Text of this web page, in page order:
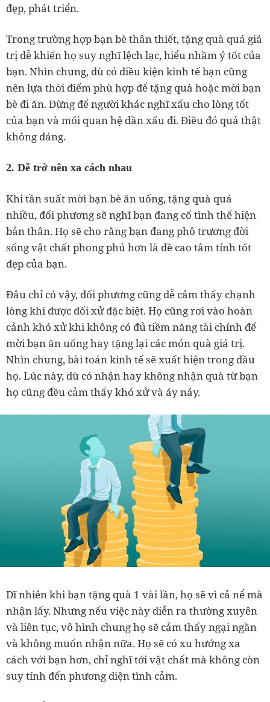
đẹp, phát triển.
Trong trường hợp bạn bè thân thiết, tặng quà quá giá
trị dễ khiến họ suy nghĩ lệch lạc, hiểu nhầm ý tốt của
bạn. Nhìn chung, dù có điều kiện kinh tế bạn cũng
nên lựa thời điểm phù hợp để tặng quà hoặc mời bạn
bè đi ăn. Đừng để người khác nghĩ xấu cho lòng tốt
của bạn và mối quan hệ dần xấu đi. Điều đó quả thật
không đáng.
2. Dễ trở nên xa cách nhau
Khi tần suất mời bạn bè ăn uống, tặng quà quá
nhiều, đối phương sẽ nghĩ bạn đang cố tình thể hiện
bản thân. Họ sẽ cho rằng bạn đang phô trương đời
sống vật chất phong phú hơn là đề cao tâm tính tốt
đẹp của bạn.
Đâu chỉ có vậy, đối phương cũng dễ cảm thấy chạnh
lòng khi được đối xử đặc biệt. Họ cũng rơi vào hoàn
cảnh khó xử khi không có đủ tiềm năng tài chính để
mời bạn ăn uống hay tặng lại các món quà giá trị.
Nhìn chung, bài toán kinh tế sẽ xuất hiện trong đầu
họ. Lúc này, dù có nhận hay không nhận quà từ bạn
họ cũng đều cảm thấy khó xử và áy náy.
Dĩ nhiên khi bạn tặng quà 1 vài lần, họ sẽ vì cả nể mà
nhận lấy. Nhưng nếu việc này diễn ra thường xuyên
và liên tục, vô hình chung họ sẽ cảm thấy ngại ngần
và không muốn nhận nữa. Họ sẽ có xu hướng xa
cách với bạn hơn, chỉ nghĩ tới vật chất mà không còn
suy tính đến phương diện tình cảm.